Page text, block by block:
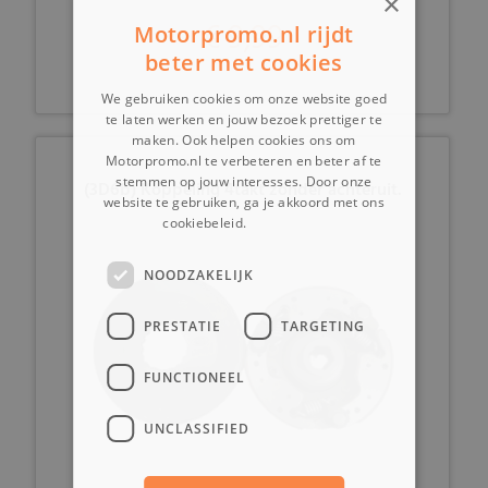
€ 9,99
(3D6b) Koppeling 4takt zonder achteruit.
Motorpromo.nl rijdt
beter met cookies
We gebruiken cookies om onze website goed
te laten werken en jouw bezoek prettiger te
maken. Ook helpen cookies ons om
Motorpromo.nl te verbeteren en beter af te
stemmen op jouw interesses. Door onze
website te gebruiken, ga je akkoord met ons
cookiebeleid.
NOODZAKELIJK
PRESTATIE TARGETING
FUNCTIONEEL
UNCLASSIFIED